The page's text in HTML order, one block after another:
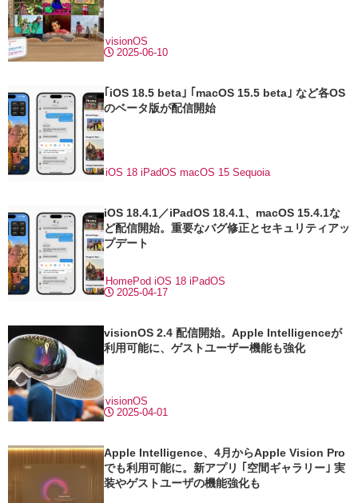
2025-06-10
visionOS
｢iOS 18.5 beta｣ ｢macOS 15.5 beta｣ など各OS
のベータ版が配信開始
iOS 18 iPadOS macOS 15 Sequoia
iOS 18.4.1／iPadOS 18.4.1、macOS 15.4.1な
ど配信開始。重要なバグ修正とセキュリティアッ
プデート
2025-04-17
HomePod iOS 18 iPadOS
visionOS 2.4 配信開始。Apple Intelligenceが
利用可能に、ゲストユーザー機能も強化
2025-04-01
visionOS
Apple Intelligence、4月からApple Vision Pro
でも利用可能に。新アプリ ｢空間ギャラリー｣ 実
装やゲストユーザの機能強化も